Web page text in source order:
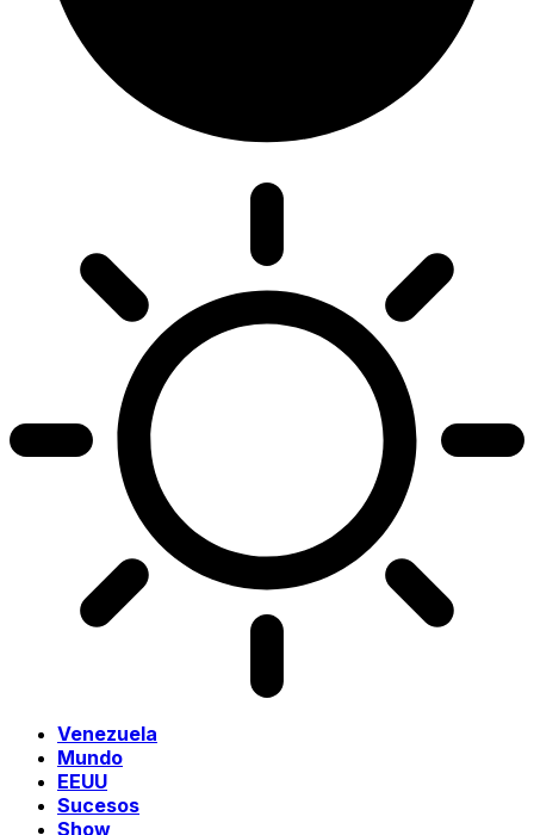
Venezuela
Mundo
EEUU
Sucesos
Show